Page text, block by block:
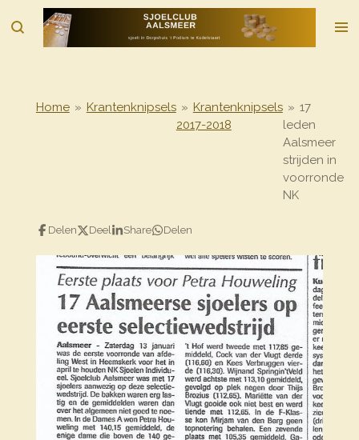
direct
Home » Krantenknipsels » Krantenknipsels
2017-2018
» 17
leden
Aalsmeer
strijden in
voorronde
NK
Delen Deel Share Delen